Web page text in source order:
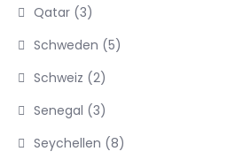
Qatar (3)
Schweden (5)
Schweiz (2)
Senegal (3)
Seychellen (8)